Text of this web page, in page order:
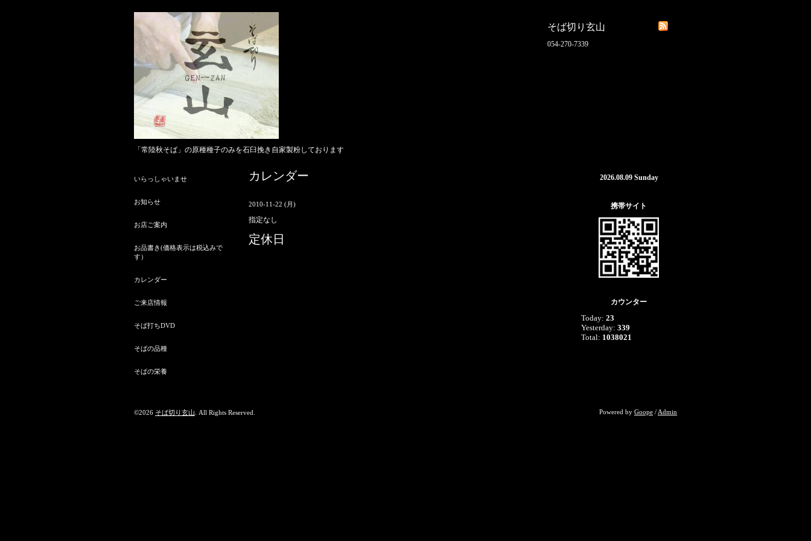
そば切り玄山
054-270-7339
「常陸秋そば」の原種種子のみを石臼挽き自家製粉しております
カレンダー
2010-11-22 (月)
指定なし
定休日
いらっしゃいませ
お知らせ
お店ご案内
お品書き(価格表示は税込みで
す）
カレンダー
ご来店情報
そば打ちDVD
そばの品種
そばの栄養
2026.08.09 Sunday
携帯サイト
カウンター
Today: 23
Yesterday: 339
Total: 1038021
©2026 そば切り玄山 . All Rights Reserved. Powered by Goope / Admin